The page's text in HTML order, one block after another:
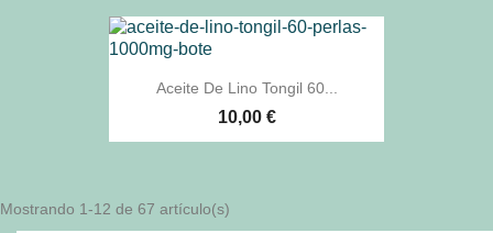
Aceite De Lino Tongil 60...
10,00 €
Mostrando 1-12 de 67 artículo(s)